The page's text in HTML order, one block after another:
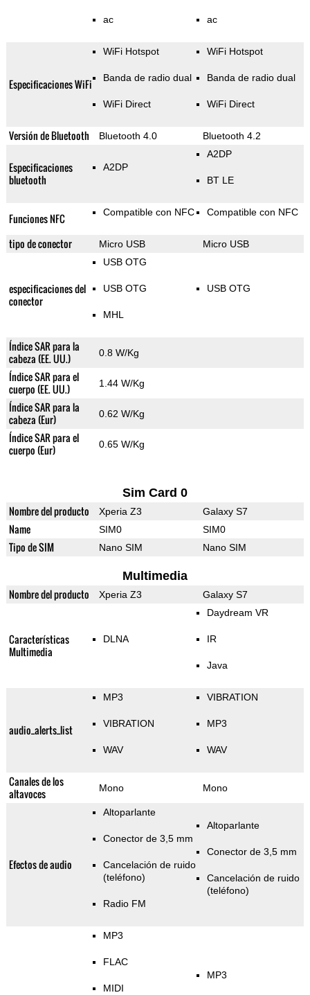
ac ac
Especificaciones WiFi
WiFi Hotspot
Banda de radio dual
WiFi Direct
WiFi Hotspot
Banda de radio dual
WiFi Direct
Versión de Bluetooth Bluetooth 4.0 Bluetooth 4.2
Especificaciones
bluetooth
A2DP
A2DP
BT LE
Funciones NFC Compatible con NFC Compatible con NFC
tipo de conector Micro USB Micro USB
especificaciones del
conector
USB OTG
USB OTG
MHL
USB OTG
Índice SAR para la
cabeza (EE. UU.)
0.8 W/Kg
Índice SAR para el
cuerpo (EE. UU.)
1.44 W/Kg
Índice SAR para la
cabeza (Eur)
0.62 W/Kg
Índice SAR para el
cuerpo (Eur)
0.65 W/Kg
Sim Card 0
Nombre del producto Xperia Z3 Galaxy S7
Name SIM0 SIM0
Tipo de SIM Nano SIM Nano SIM
Multimedia
Nombre del producto Xperia Z3 Galaxy S7
Características
Multimedia
DLNA
Daydream VR
IR
Java
audio_alerts_list
MP3
VIBRATION
WAV
VIBRATION
MP3
WAV
Canales de los
altavoces
Mono Mono
Efectos de audio
Altoparlante
Conector de 3,5 mm
Cancelación de ruido
(teléfono)
Radio FM
Altoparlante
Conector de 3,5 mm
Cancelación de ruido
(teléfono)
MP3
FLAC
MIDI
MP3